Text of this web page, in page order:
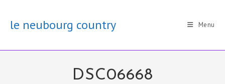
contentle neubourg country Menu
DSC06668